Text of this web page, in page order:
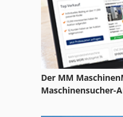
Profilbohranlage
Rohraufweiter
Rollprägemaschine
Der MM
Maschinensucher-